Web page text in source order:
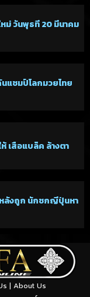
ม่ วันพุธที่ 20 มีนาคม
แชมป์โลกมวยไทย
เสือแบล็ค ล้างตา
ลังถูก นักชกญี่ปุ่นหา
| About Us